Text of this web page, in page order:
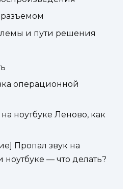
и пути решения
операционной
ноутбуке Леново, как
Пропал звук на
— что делать?